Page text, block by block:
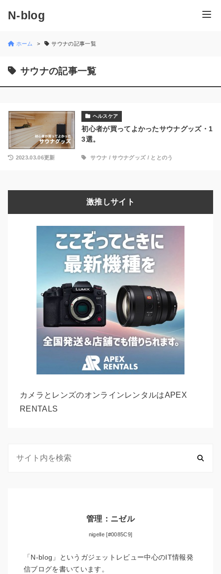
N-blog
ホーム サウナの記事一覧
サウナの記事一覧
ヘルスケア
初心者が買ってよかったサウナグッズ・1
3選。
2023.03.06更新 サウナ /サウナグッズ/ ととのう
激推しサイト
カメラとレンズのオンラインレンタルはAPEX
RENTALS
管理：ニゼル
nigelle [#0085C9]
「N-blog」というガジェットレビュー中心のIT情報発
信ブログを書いています。